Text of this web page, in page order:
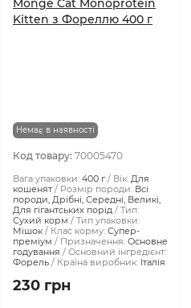
Monge Cat Monoprotein
Kitten з Фореллю 400 г
Немає в наявності
Код товару: 70005470
Вага упаковки: 400 г Вік: Для
кошенят
Розмір породи: Всі
породи, Дрібні, Середні, Великі,
Для гігантських порід
Тип:
Сухий корм
Тип упаковки:
Мішок
Клас корму: Супер-
преміум
Призначення: Основне
годування
Основний інгредієнт:
Форель
Країна виробник: Італія
230 грн